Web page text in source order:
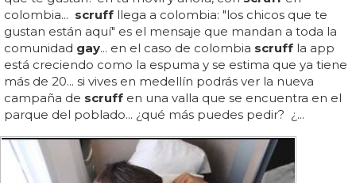
colombia... scruff llega a colombia: "los chicos que te
gustan están aquí" es el mensaje que mandan a toda la
comunidad gay... en el caso de colombia scruff la app
está creciendo como la espuma y se estima que ya tiene
más de 20... si vives en medellín podrás ver la nueva
campaña de scruff en una valla que se encuentra en el
parque del poblado... ¿qué más puedes pedir? ¿...